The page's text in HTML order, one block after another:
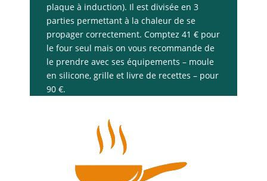
plaque à induction). Il est divisée en 3
parties permettant à la chaleur de se
propager correctement. Comptez 41 € pour
le four seul mais on vous recommande de
le prendre avec ses équipements – moule
en silicone, grille et livre de recettes – pour
90 €.